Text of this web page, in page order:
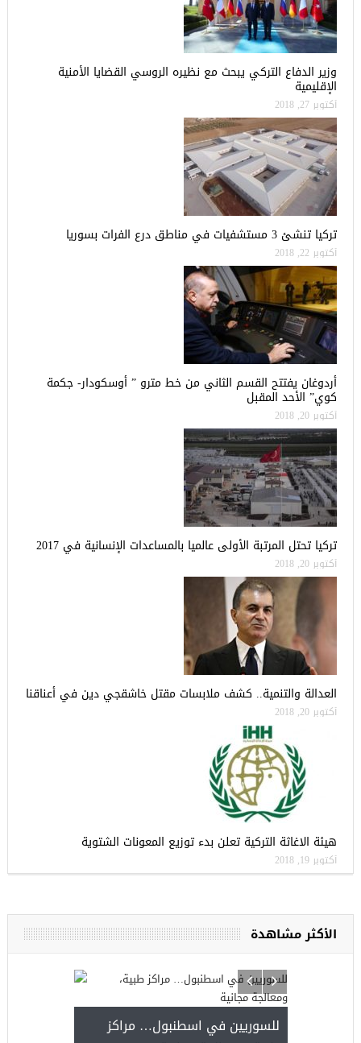
وزير الدفاع التركي يبحث مع نظيره الروسي القضايا الأمنية
الإقليمية
أكتوبر 27, 2018
تركيا تنشئ 3 مستشفيات في مناطق درع الفرات بسوريا
أكتوبر 22, 2018
أردوغان يفتتح القسم الثاني من خط مترو ” أوسكودار- جكمة
كوي” الأحد المقبل
أكتوبر 20, 2018
تركيا تحتل المرتبة الأولى عالميا بالمساعدات الإنسانية في 2017
أكتوبر 20, 2018
العدالة والتنمية.. كشف ملابسات مقتل خاشقجي دين في أعناقنا
أكتوبر 20, 2018
هيئة الاغاثة التركية تعلن بدء توزيع المعونات الشتوية
أكتوبر 19, 2018
الأكثر مشاهدة
للسوريين في اسطنبول…